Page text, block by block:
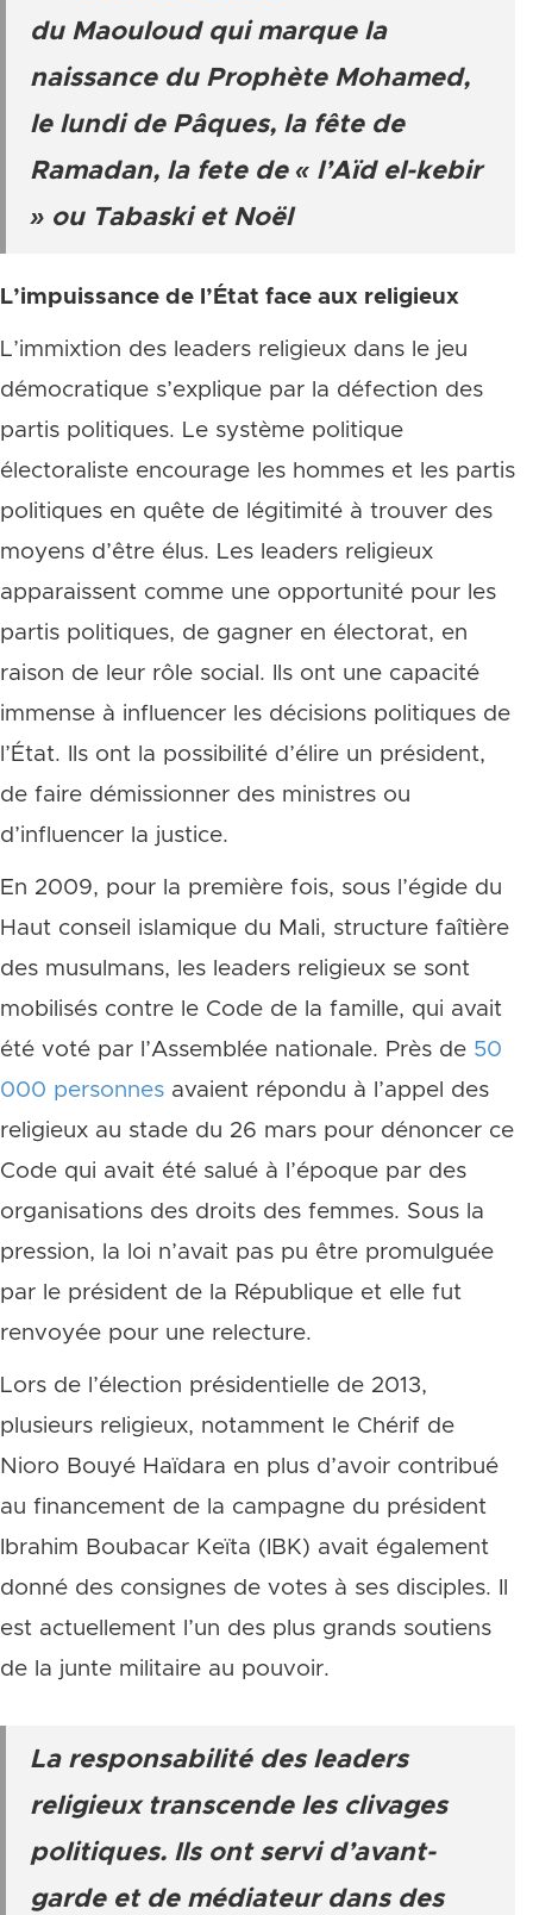
du Maouloud qui marque la
naissance du Prophète Mohamed,
le lundi de Pâques, la fête de
Ramadan, la fete de « l’Aïd el-kebir
» ou Tabaski et Noël
L’impuissance de l’État face aux religieux
L’immixtion des leaders religieux dans le jeu
démocratique s’explique par la défection des
partis politiques. Le système politique
électoraliste encourage les hommes et les partis
politiques en quête de légitimité à trouver des
moyens d’être élus. Les leaders religieux
apparaissent comme une opportunité pour les
partis politiques, de gagner en électorat, en
raison de leur rôle social. Ils ont une capacité
immense à influencer les décisions politiques de
l’État. Ils ont la possibilité d’élire un président,
de faire démissionner des ministres ou
d’influencer la justice.
En 2009, pour la première fois, sous l’égide du
Haut conseil islamique du Mali, structure faîtière
des musulmans, les leaders religieux se sont
mobilisés contre le Code de la famille, qui avait
été voté par l’Assemblée nationale. Près de 50
000 personnes avaient répondu à l’appel des
religieux au stade du 26 mars pour dénoncer ce
Code qui avait été salué à l’époque par des
organisations des droits des femmes. Sous la
pression, la loi n’avait pas pu être promulguée
par le président de la République et elle fut
renvoyée pour une relecture.
Lors de l’élection présidentielle de 2013,
plusieurs religieux, notamment le Chérif de
Nioro Bouyé Haïdara en plus d’avoir contribué
au financement de la campagne du président
Ibrahim Boubacar Keïta (IBK) avait également
donné des consignes de votes à ses disciples. Il
est actuellement l’un des plus grands soutiens
de la junte militaire au pouvoir.
La responsabilité des leaders
religieux transcende les clivages
politiques. Ils ont servi d’avant-
garde et de médiateur dans des